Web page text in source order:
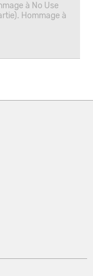
à No Use
Hommage à